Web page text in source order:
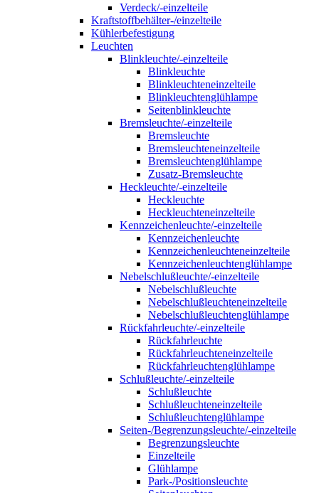
Verdeck/-einzelteile
Kraftstoffbehälter-/einzelteile
Kühlerbefestigung
Leuchten
Blinkleuchte/-einzelteile
Blinkleuchte
Blinkleuchteneinzelteile
Blinkleuchtenglühlampe
Seitenblinkleuchte
Bremsleuchte/-einzelteile
Bremsleuchte
Bremsleuchteneinzelteile
Bremsleuchtenglühlampe
Zusatz-Bremsleuchte
Heckleuchte/-einzelteile
Heckleuchte
Heckleuchteneinzelteile
Kennzeichenleuchte/-einzelteile
Kennzeichenleuchte
Kennzeichenleuchteneinzelteile
Kennzeichenleuchtenglühlampe
Nebelschlußleuchte/-einzelteile
Nebelschlußleuchte
Nebelschlußleuchteneinzelteile
Nebelschlußleuchtenglühlampe
Rückfahrleuchte/-einzelteile
Rückfahrleuchte
Rückfahrleuchteneinzelteile
Rückfahrleuchtenglühlampe
Schlußleuchte/-einzelteile
Schlußleuchte
Schlußleuchteneinzelteile
Schlußleuchtenglühlampe
Seiten-/Begrenzungsleuchte/-einzelteile
Begrenzungsleuchte
Einzelteile
Glühlampe
Park-/Positionsleuchte